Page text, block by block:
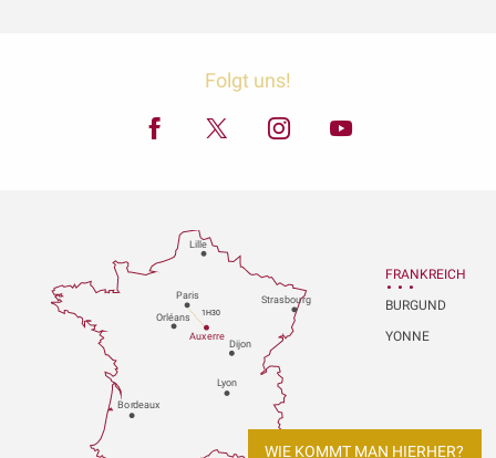
Folgt uns!
Paris
Dijon
Orléans
Bordeaux
Lyon
Auxerre
Strasbourg
Lille
1H30
FRANKREICH
BURGUND
YONNE
WIE KOMMT MAN HIERHER?